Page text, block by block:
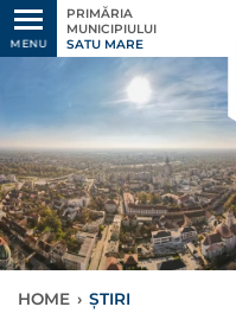
MENU
PRIMĂRIA
MUNICIPIULUI
SATU MARE
HOME › ȘTIRI